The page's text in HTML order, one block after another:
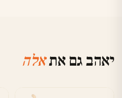
יאהב גם אתאלה